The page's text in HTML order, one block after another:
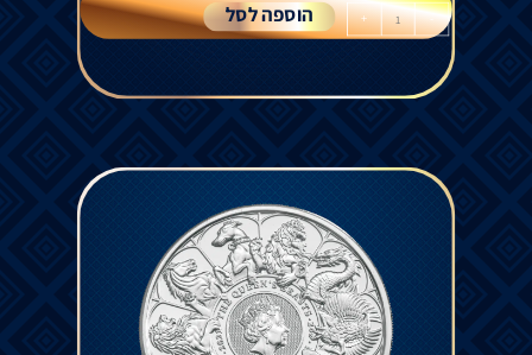
-
+ הוספה לסל